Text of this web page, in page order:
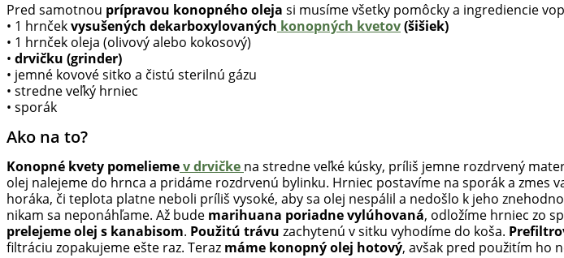
Pred samotnou prípravou konopného oleja si musíme všetky pomôcky a ingrediencie
• 1 hrnčekvysušených dekarboxylovaných konopných kvetov(šišiek)
• 1 hrnček oleja (olivový alebo kokosový)
• drvičku (grinder)
• jemné kovové sitko a čistú sterilnú gázu
• stredne veľký hrniec
• sporák
Ako na to?
Konopné kvety pomeliemev drvičke na stredne veľké kúsky, príliš jemne rozdrvený
olej nalejeme do hrnca a pridáme rozdrvenú bylinku. Hrniec postavíme na sporák a
horáka, či teplota platne neboli príliš vysoké, aby sa olej nespálil a nedošlo k jeho
nikam sa neponáhľame. Až bude marihuana poriadne vylúhovaná, odložíme hrniec zo
prelejeme olej s kanabisom. Použitú trávu zachytenú v sitku vyhodíme do koša.
filtráciu zopakujeme ešte raz. Teraz máme konopný olej hotový, avšak pred použitím ho